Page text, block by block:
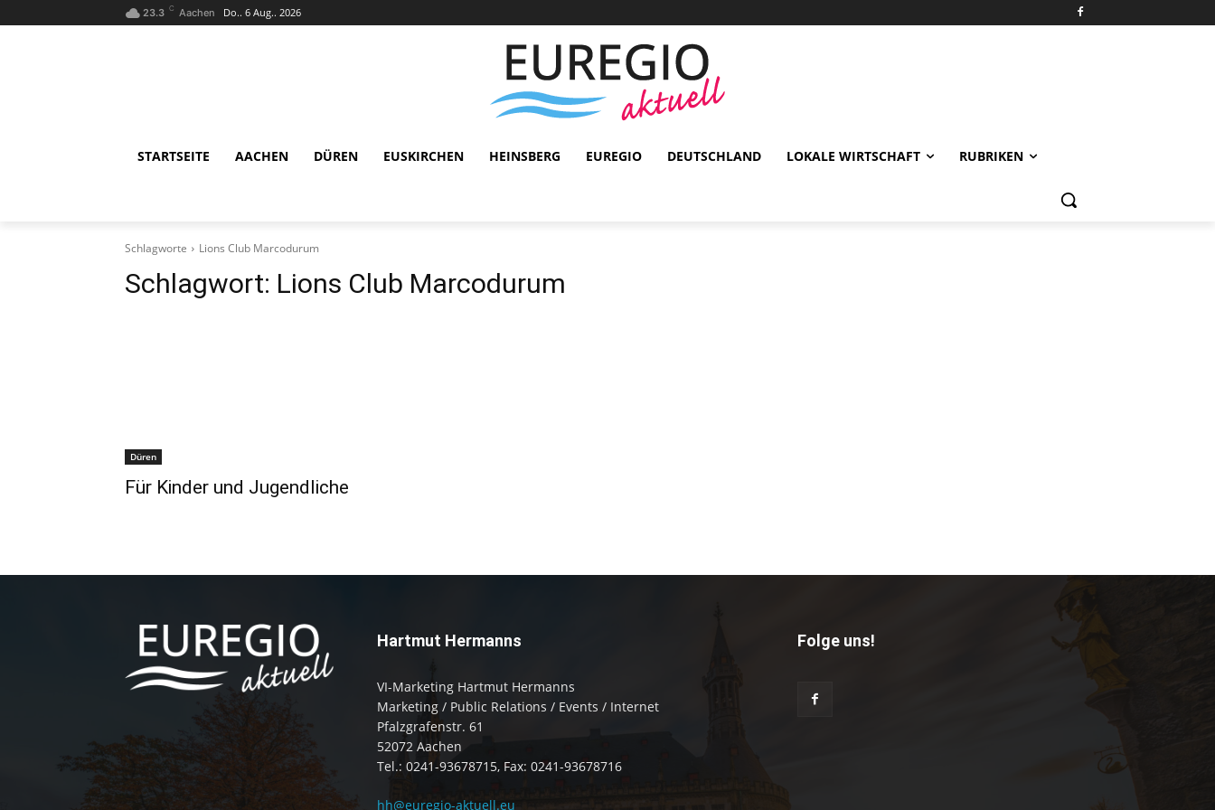
23.3 C Aachen Do.. 6 Aug.. 2026
STARTSEITE AACHEN DÜREN EUSKIRCHEN HEINSBERG EUREGIO DEUTSCHLAND LOKALE WIRTSCHAFT RUBRIKEN
Schlagworte Lions Club Marcodurum
Schlagwort: Lions Club Marcodurum
Düren
Für Kinder und Jugendliche
Hartmut Hermanns
VI-Marketing Hartmut Hermanns
Marketing / Public Relations / Events / Internet
Pfalzgrafenstr. 61
52072 Aachen
Tel.: 0241-93678715, Fax: 0241-93678716
hh@euregio-aktuell.eu
Folge uns!